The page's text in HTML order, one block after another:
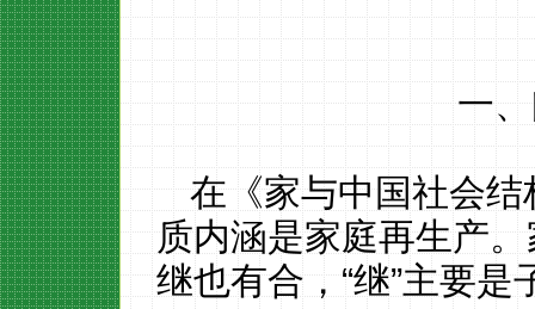
一
在《家与中国社会
质内涵是家庭再生产
继也有合，“继”主要